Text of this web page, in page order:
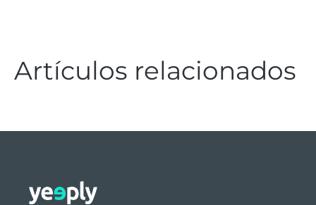
Artículos relacionados